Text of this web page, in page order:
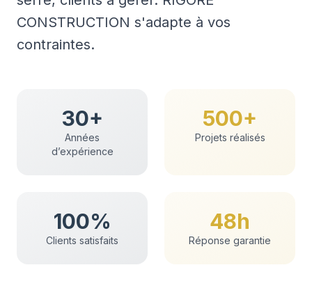
CONSTRUCTION s'adapte à vos
contraintes.
30+
Années
d’expérience
500+
Projets réalisés
100%
Clients satisfaits
48h
Réponse garantie